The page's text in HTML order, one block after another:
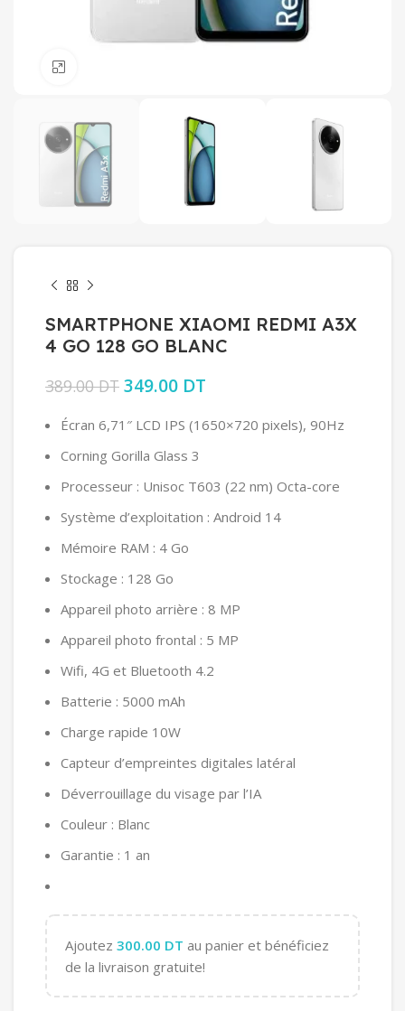
SMARTPHONE XIAOMI REDMI A3X
4 GO 128 GO BLANC
389.00DT Le prix initial était : 389.00 DT.
349.00 DT
Écran 6,71″ LCD IPS (1650×720 pixels), 90Hz
Corning Gorilla Glass 3
Processeur : Unisoc T603 (22 nm) Octa-core
Système d’exploitation : Android 14
Mémoire RAM : 4 Go
Stockage : 128 Go
Appareil photo arrière : 8 MP
Appareil photo frontal : 5 MP
Wifi, 4G et Bluetooth 4.2
Batterie : 5000 mAh
Charge rapide 10W
Capteur d’empreintes digitales latéral
Déverrouillage du visage par l’IA
Couleur : Blanc
Garantie : 1 an
Ajoutez 300.00 DT au panier et bénéficiez
de la livraison gratuite!